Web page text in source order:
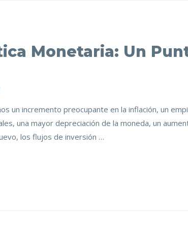
Monetaria: Un
un incremento preocupante en la inflación, un
una mayor depreciación de la moneda, un
los flujos de inversión …